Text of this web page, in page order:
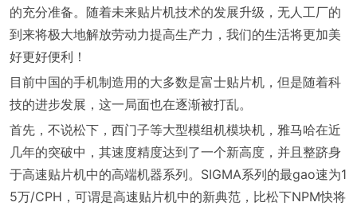
的充分准备。随着未来贴片机技术的发展升级，无人工厂的
到来将极大地解放劳动力提高生产力，我们的生活将更加美
好更好便利！
目前中国的手机制造用的大多数是富士贴片机，但是随着科
技的进步发展，这一局面也在逐渐被打乱。
首先，不说松下，西门子等大型模组机模块机，雅马哈在近
几年的突破中，其速度精度达到了一个新高度，并且整跻身
于高速贴片机中的高端机器系列。SIGMA系列的最gao速为1
5万/CPH，可谓是高速贴片机中的新典范，比松下NPM快将